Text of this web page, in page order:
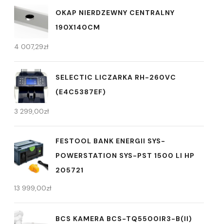
OKAP NIERDZEWNY CENTRALNY
190X140CM
4 007,29zł
SELECTIC LICZARKA RH-260VC
(E4C5387EF)
3 299,00zł
FESTOOL BANK ENERGII SYS-
POWERSTATION SYS-PST 1500 LI HP
205721
13 999,00zł
BCS KAMERA BCS-TQ5500IR3-B(II)